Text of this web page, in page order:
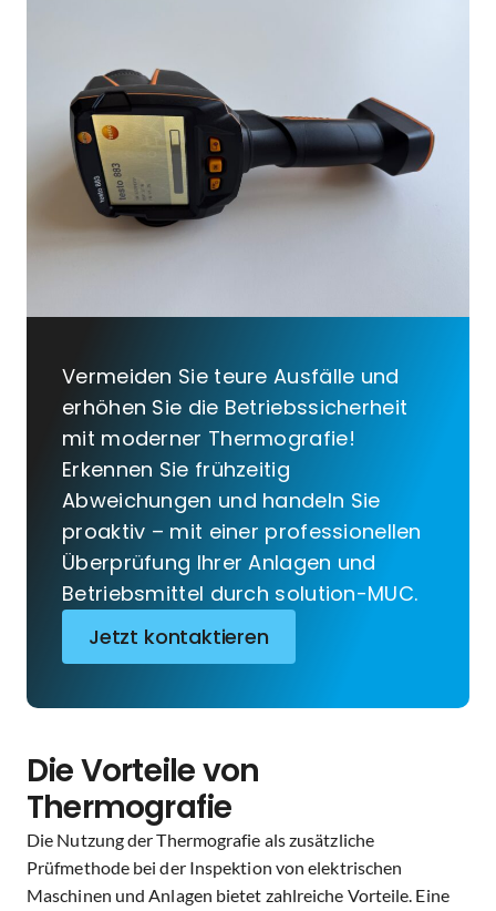
Vermeiden Sie teure Ausfälle und
erhöhen Sie die Betriebssicherheit
mit moderner Thermografie!
Erkennen Sie frühzeitig
Abweichungen und handeln Sie
proaktiv – mit einer professionellen
Überprüfung Ihrer Anlagen und
Betriebsmittel durch solution-MUC.
Jetzt kontaktieren
Die Vorteile von
Thermografie
Die Nutzung der Thermografie als zusätzliche
Prüfmethode bei der Inspektion von elektrischen
Maschinen und Anlagen bietet zahlreiche Vorteile. Eine